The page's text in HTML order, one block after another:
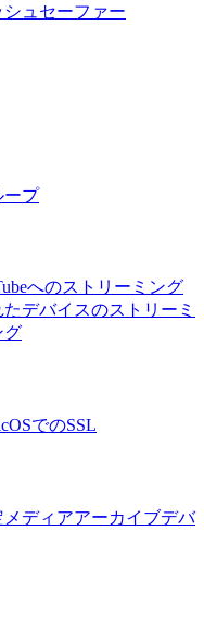
シュセーファー
ープ
へのストリーミング
デバイスのストリーミ
グ
でのSSL
メディアアーカイブデバ